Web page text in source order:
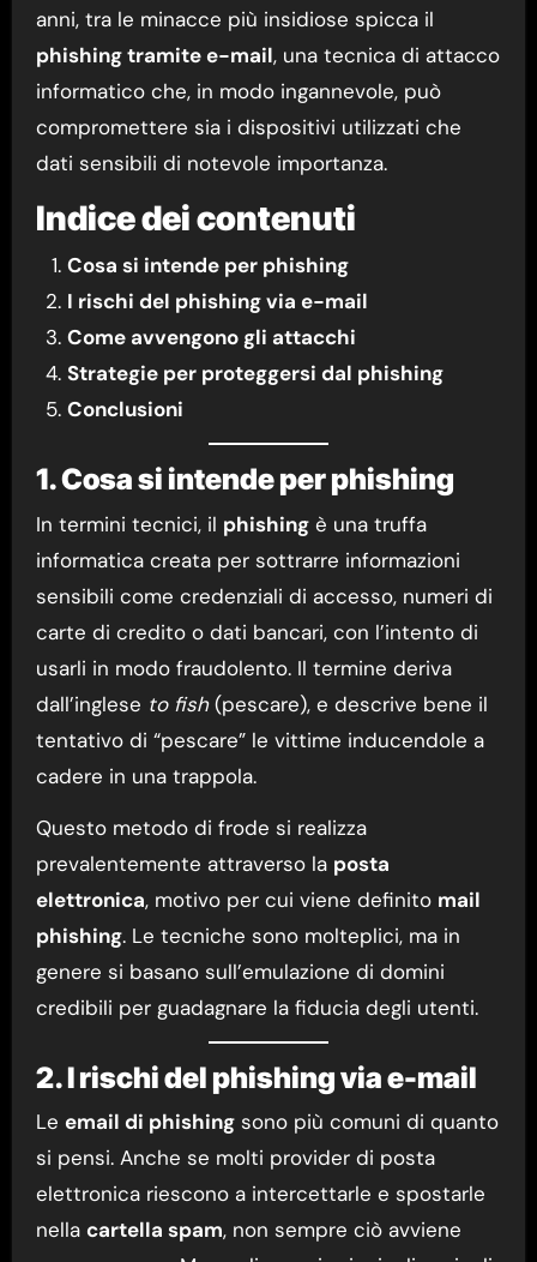
anni, tra le minacce più insidiose spicca il
phishing tramite e-mail, una tecnica di attacco
informatico che, in modo ingannevole, può
compromettere sia i dispositivi utilizzati che
dati sensibili di notevole importanza.
Indice dei contenuti
Cosa si intende per phishing
I rischi del phishing via e-mail
Come avvengono gli attacchi
Strategie per proteggersi dal phishing
Conclusioni
1. Cosa si intende per phishing
In termini tecnici, il phishingè una truffa
informatica creata per sottrarre informazioni
sensibili come credenziali di accesso, numeri di
carte di credito o dati bancari, con l’intento di
usarli in modo fraudolento. Il termine deriva
dall’inglese to fish(pescare), e descrive bene il
tentativo di “pescare” le vittime inducendole a
cadere in una trappola.
Questo metodo di frode si realizza
prevalentemente attraverso la posta
elettronica, motivo per cui viene definito mail
phishing. Le tecniche sono molteplici, ma in
genere si basano sull’emulazione di domini
credibili per guadagnare la fiducia degli utenti.
2. I rischi del phishing via e-mail
Le email di phishingsono più comuni di quanto
si pensi. Anche se molti provider di posta
elettronica riescono a intercettarle e spostarle
nella cartella spam, non sempre ciò avviene